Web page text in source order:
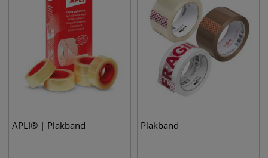
APLI® | Plakband Plakband